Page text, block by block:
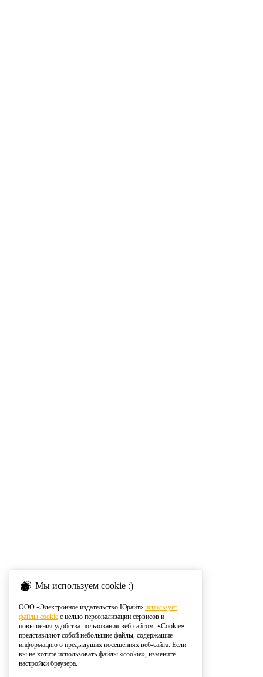
Мы используем cookie :)
ООО «Электронное издательство Юрайт» использует
файлы cookie с целью персонализации сервисов и
повышения удобства пользования веб-сайтом. «Cookie»
представляют собой небольшие файлы, содержащие
информацию о предыдущих посещениях веб-сайта. Если
вы не хотите использовать файлы «cookie», измените
настройки браузера.